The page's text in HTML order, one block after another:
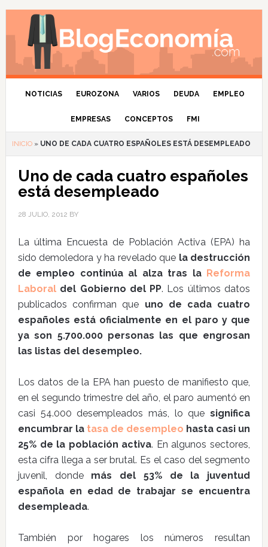
NOTICIAS EUROZONA VARIOS DEUDA EMPLEO
EMPRESAS CONCEPTOS FMI
INICIO» UNO DE CADA CUATRO ESPAÑOLES ESTÁ DESEMPLEADO
Uno de cada cuatro españoles
está desempleado
28 JULIO, 2012 BY
La última Encuesta de Población Activa (EPA) ha
sido demoledora y ha revelado que la destrucción
de empleo continúa al alza tras la Reforma
Laboraldel Gobierno del PP. Los últimos datos
publicados confirman que uno de cada cuatro
españoles está oficialmente en el paro y que
ya son 5.700.000 personas las que engrosan
las listas del desempleo.
Los datos de la EPA han puesto de manifiesto que,
en el segundo trimestre del año, el paro aumentó en
casi 54.000 desempleados más, lo quesignifica
encumbrar la tasa de desempleo hasta casi un
25% de la población activa. En algunos sectores,
esta cifra llega a ser brutal. Es el caso del segmento
juvenil, donde más del 53% de la juventud
española en edad de trabajar se encuentra
desempleada.
También por hogares los números resultan